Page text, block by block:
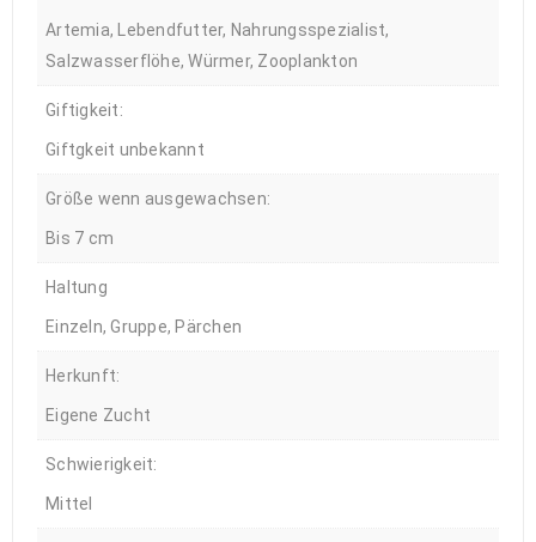
Artemia, Lebendfutter, Nahrungsspezialist,
Salzwasserflöhe, Würmer, Zooplankton
Giftigkeit:
Giftgkeit unbekannt
Größe wenn ausgewachsen:
Bis 7 cm
Haltung
Einzeln, Gruppe, Pärchen
Herkunft:
Eigene Zucht
Schwierigkeit:
Mittel